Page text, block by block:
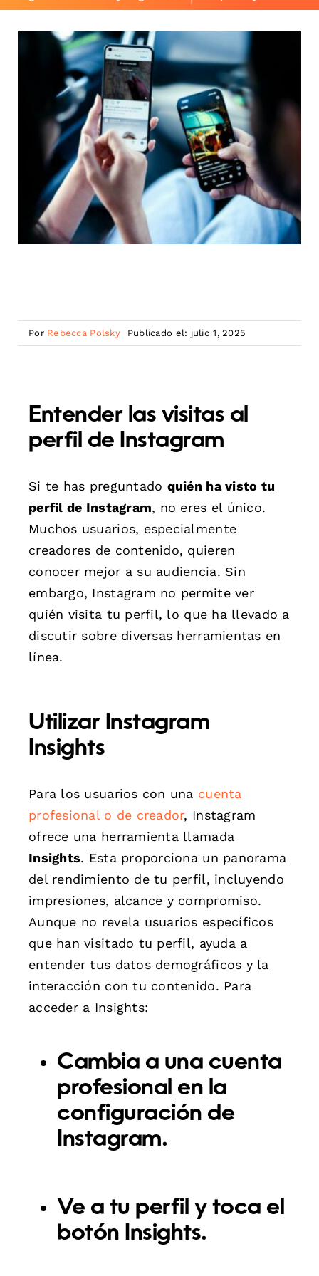
Por Rebecca Polsky Publicado el: julio 1, 2025
Entender las visitas al
perfil de Instagram
Si te has preguntado quién ha visto tu
perfil de Instagram, no eres el único.
Muchos usuarios, especialmente
creadores de contenido, quieren
conocer mejor a su audiencia. Sin
embargo, Instagram no permite ver
quién visita tu perfil, lo que ha llevado a
discutir sobre diversas herramientas en
línea.
Utilizar Instagram
Insights
Para los usuarios con una cuenta
profesional o de creador, Instagram
ofrece una herramienta llamada
Insights. Esta proporciona un panorama
del rendimiento de tu perfil, incluyendo
impresiones, alcance y compromiso.
Aunque no revela usuarios específicos
que han visitado tu perfil, ayuda a
entender tus datos demográficos y la
interacción con tu contenido. Para
acceder a Insights:
Cambia a una cuenta
profesional en la
configuración de
Instagram.
Ve a tu perfil y toca el
botón Insights.